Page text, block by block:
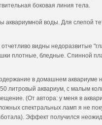
боковая линия тела.
аквариумной воды. Для слепой
видны недоразвитые
плотные, бледные. Спинной
в домашнем аквариуме
литровый аквариум, с малым
(От автора: у меня в
спектральных ламп я не
Эффект получился